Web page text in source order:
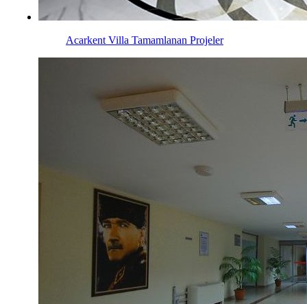
Acarkent Villa Tamamlanan Projeler